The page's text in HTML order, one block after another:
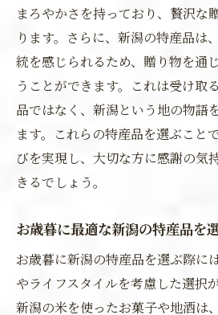
まろやかさを持っており、贅沢な
ります。さらに、新潟の特産品は
統を感じられるため、贈り物を通
うことができます。これは受け取
品ではなく、新潟という地の物語
ます。これらの特産品を選ぶこと
びを実現し、大切な方に感謝の気
きるでしょう。
お歳暮に最適な新潟の特産品を
お歳暮に新潟の特産品を選ぶ際に
やライフスタイルを考慮した選択
新潟の米を使ったお菓子や地酒は